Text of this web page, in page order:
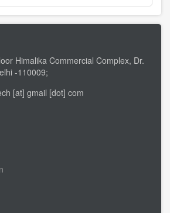
Himalika Commercial Complex, Dr.
-110009;
[at] gmail [dot] com